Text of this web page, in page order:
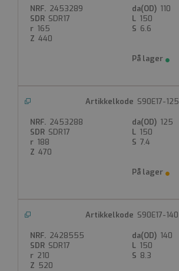
2453289
110
SDR17
150
165
6.6
440
S90E17-125
2453288
125
SDR17
150
188
7.4
470
S90E17-140
2428555
140
SDR17
150
210
8.3
520